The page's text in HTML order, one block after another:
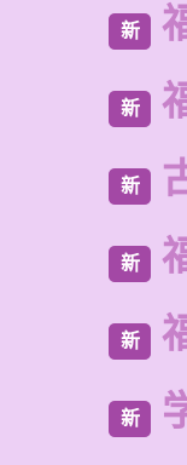
新
新
新
新
新
新